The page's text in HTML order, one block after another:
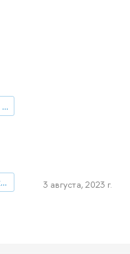
вспомогательные репродуктивные технологии (ВРТ)
НЦМУ "Центр междисциплинарных исследований человеческого потенциала"
3 августа, 2023 г.